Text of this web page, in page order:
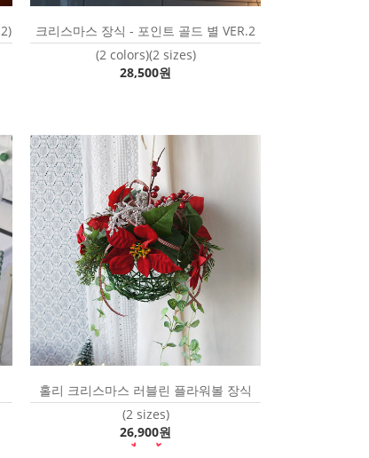
크리스마스 장식 - 포인트 골드 별 VER.2
(2 colors)(2 sizes)
28,500원
홀리 크리스마스 러블린 플라워볼 장식
(2 sizes)
26,900원